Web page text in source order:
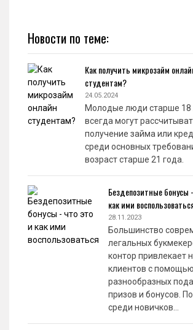
Новости по теме:
Как получить микрозайм
студентам?
24.05.2024
Молодые люди старше 18
всегда могут
получение займа или
среди основных
возраст старше 21 года.
Бездепозитные бонусы
как ими
28.11.2023
Большинство
легальных
контор привлекает
клиентов с помощью
разнообразных
призов и бонусов.
среди новичков…